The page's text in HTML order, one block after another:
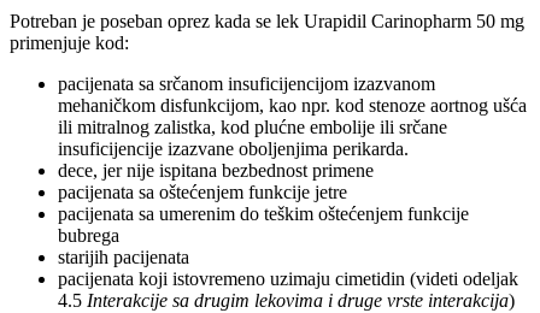
Potreban je poseban oprez kada se lek Urapidil Carinopharm 50 mg
primenjuje kod:
pacijenata sa srčanom insuficijencijom izazvanom
mehaničkom disfunkcijom, kao npr. kod stenoze aortnog ušća
ili mitralnog zalistka, kod plućne embolije ili srčane
insuficijencije izazvane oboljenjima perikarda.
dece, jer nije ispitana bezbednost primene
pacijenata sa oštećenjem funkcije jetre
pacijenata sa umerenim do teškim oštećenjem funkcije
bubrega
starijih pacijenata
pacijenata koji istovremeno uzimaju cimetidin (videti odeljak
4.5 Interakcije sa drugim lekovima i druge vrste interakcija)